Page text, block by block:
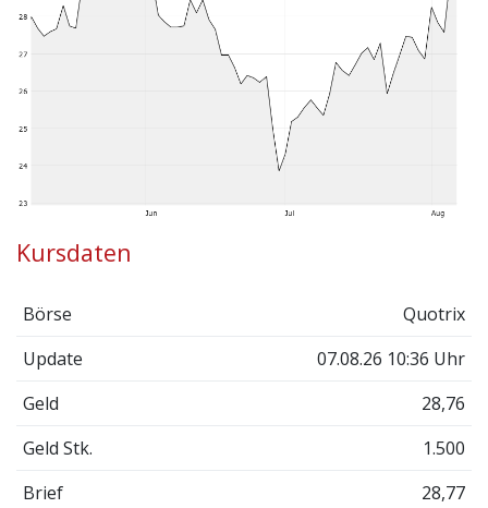
Kursdaten
Börse
Quotrix
Update
07.08.26 10:36 Uhr
Geld
28,76
Geld Stk.
1.500
Brief
28,77